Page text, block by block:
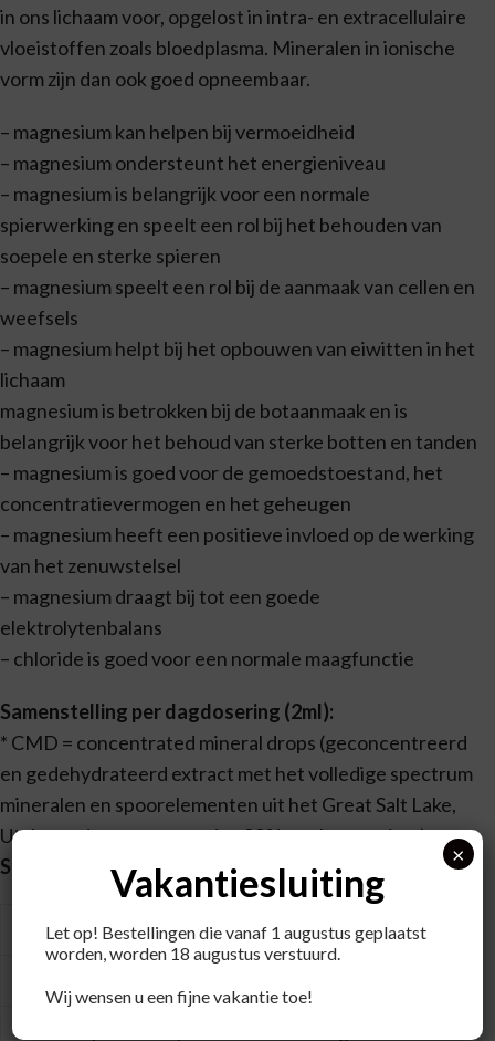
in ons lichaam voor, opgelost in intra- en extracellulaire
vloeistoffen zoals bloedplasma. Mineralen in ionische
vorm zijn dan ook goed opneembaar.
– magnesium kan helpen bij vermoeidheid
– magnesium ondersteunt het energieniveau
– magnesium is belangrijk voor een normale
spierwerking en speelt een rol bij het behouden van
soepele en sterke spieren
– magnesium speelt een rol bij de aanmaak van cellen en
weefsels
– magnesium helpt bij het opbouwen van eiwitten in het
lichaam
magnesium is betrokken bij de botaanmaak en is
belangrijk voor het behoud van sterke botten en tanden
– magnesium is goed voor de gemoedstoestand, het
concentratievermogen en het geheugen
– magnesium heeft een positieve invloed op de werking
van het zenuwstelsel
– magnesium draagt bij tot een goede
elektrolytenbalans
– chloride is goed voor een normale maagfunctie
Samenstelling per dagdosering (2ml):
* CMD = concentrated mineral drops (geconcentreerd
en gedehydrateerd extract met het volledige spectrum
mineralen en spoorelementen uit het Great Salt Lake,
Utah, ontdaan van meer dan 99% van het natrium).
Samenstelling per dagdosering (2ml):
**% RI
Chloride (uit CMD*)
Vakantiesluiting
Let op! Bestellingen die vanaf 1 augustus geplaatst
worden, worden 18 augustus verstuurd.
Wij wensen u een fijne vakantie toe!
×